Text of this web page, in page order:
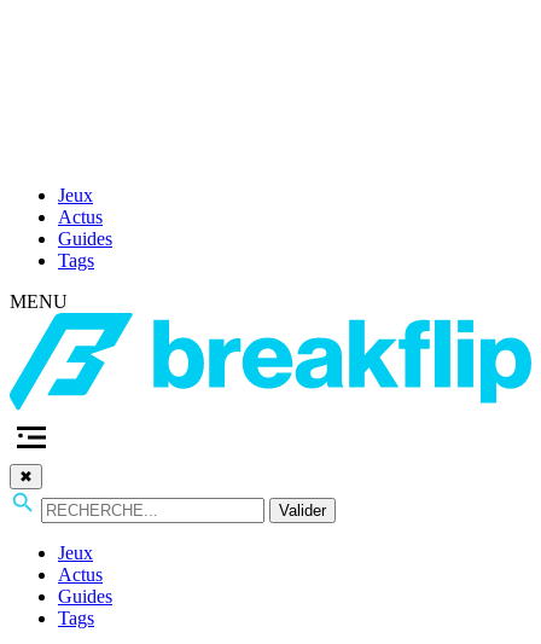
Jeux
Actus
Guides
Tags
MENU
✖
Valider
Jeux
Actus
Guides
Tags